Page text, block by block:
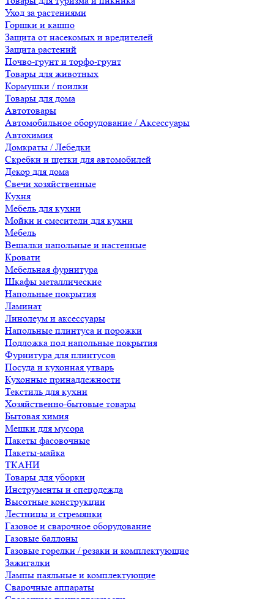
Уход за растениями
Горшки и кашпо
Защита от насекомых и вредителей
Защита растений
Почво-грунт и торфо-грунт
Товары для животных
Кормушки / поилки
Товары для дома
Автотовары
Автомобильное оборудование / Аксессуары
Автохимия
Домкраты / Лебедки
Скребки и щетки для автомобилей
Декор для дома
Свечи хозяйственные
Кухня
Мебель для кухни
Мойки и смесители для кухни
Мебель
Вешалки напольные и настенные
Кровати
Мебельная фурнитура
Шкафы металлические
Напольные покрытия
Ламинат
Линолеум и аксессуары
Напольные плинтуса и порожки
Подложка под напольные покрытия
Фурнитура для плинтусов
Посуда и кухонная утварь
Кухонные принадлежности
Текстиль для кухни
Хозяйственно-бытовые товары
Бытовая химия
Мешки для мусора
Пакеты фасовочные
Пакеты-майка
ТКАНИ
Товары для уборки
Инструменты и спецодежда
Высотные конструкции
Лестницы и стремянки
Газовое и сварочное оборудование
Газовые баллоны
Газовые горелки / резаки и комплектующие
Зажигалки
Лампы паяльные и комплектующие
Сварочные аппараты